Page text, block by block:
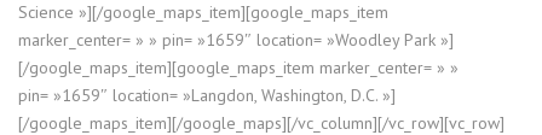
Science »][/google_maps_item][google_maps_item
marker_center= » » pin= »1659″ location= »Woodley Park »]
[/google_maps_item][google_maps_item marker_center= » »
pin= »1659″ location= »Langdon, Washington, D.C. »]
[/google_maps_item][/google_maps][/vc_column][/vc_row][vc_row]